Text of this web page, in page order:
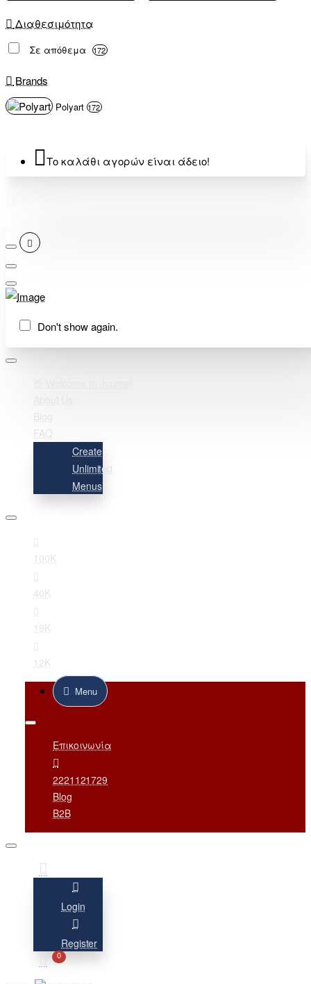
Διαθεσιμότητα
Σε απόθεμα 172
Brands
Polyart 172
Το καλάθι αγορών είναι άδειο!
Don't show again.
Blog
FAQ
Create
Unlimited
Menus
100K
40K
19K
12K
Menu
Επικοινωνία
2221121729
Blog
B2B
Login
Register
0